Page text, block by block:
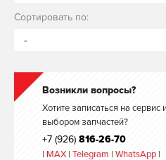
Сортировать по:
-
Возникли вопросы?
Хотите записаться на
выбором запчастей?
+7 (926) 816-26-70
| MAX | Telegram | WhatsApp |